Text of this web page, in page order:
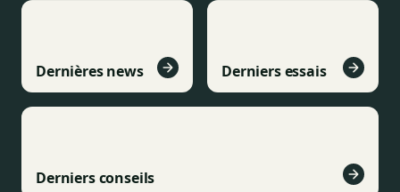
Dernières news Derniers essais
Derniers conseils